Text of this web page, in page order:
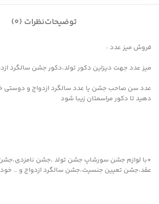
توضیحاتنظرات (0)
فروش میز عدد :
میز عدد جهت دیزاین دکور تولد،دکور جشن سالگرد
عدد سن صاحب جشن یا عدد سالگرد ازدواج و دوستی
دهید تا دکور مراسمتان زیبا شود
*با لوازم جشن سورشاپ جشن تولد ،جشن
عقد،جشن تعیین جنسیت،جشن سالگرد ازدواج و … خود